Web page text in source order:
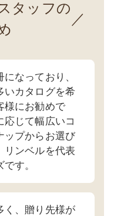
タッフの
なっており、
いカタログを希
様にお勧めで
応じて幅広いコ
ップからお選び
リンベルを代表
す。
く、贈り先様が